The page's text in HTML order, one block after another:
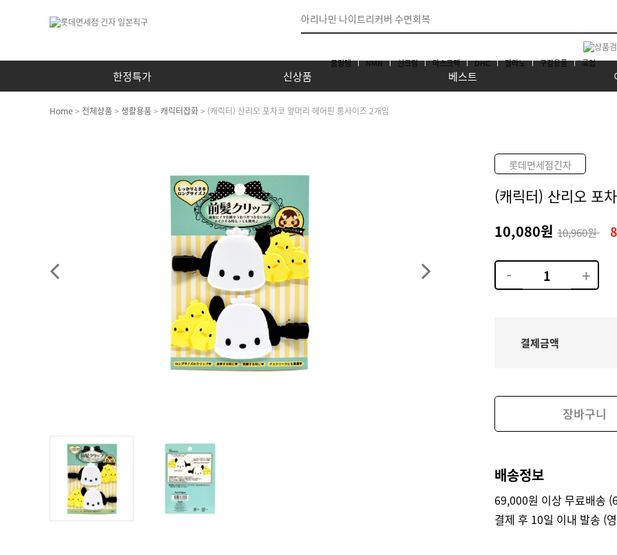
쿨링템 NMN 선크림 마스크팩 DHC 멜라노 구강용품 룩업
한정특가 신상품 베스트
Home > 전체상품> 생활용품> 캐릭터잡화> (캐릭터) 산리오 포차코 앞머리 헤어핀 롱사이즈 2개입
롯데면세점긴자
(캐릭터) 산리오 포
10,080원 10,960원
결제금액
장바구니
배송정보
69,000원 이상 무료배송
결제 후 10일 이내 발송 (